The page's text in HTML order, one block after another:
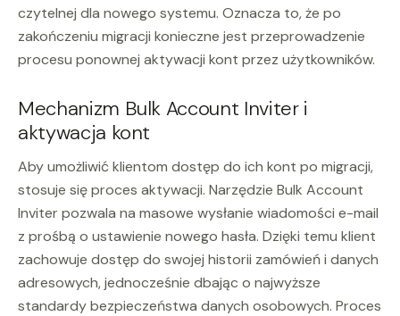
czytelnej dla nowego systemu. Oznacza to, że po
zakończeniu migracji konieczne jest przeprowadzenie
procesu ponownej aktywacji kont przez użytkowników.
Mechanizm Bulk Account Inviter i
aktywacja kont
Aby umożliwić klientom dostęp do ich kont po migracji,
stosuje się proces aktywacji. Narzędzie Bulk Account
Inviter pozwala na masowe wysłanie wiadomości e-mail
z prośbą o ustawienie nowego hasła. Dzięki temu klient
zachowuje dostęp do swojej historii zamówień i danych
adresowych, jednocześnie dbając o najwyższe
standardy bezpieczeństwa danych osobowych. Proces